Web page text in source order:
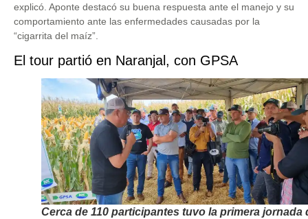
explicó. Aponte destacó su buena respuesta ante el manejo y su
comportamiento ante las enfermedades causadas por la
“cigarrita del maíz”.
El tour partió en Naranjal, con GPSA
Cerca de 110 participantes tuvo la primera jornada